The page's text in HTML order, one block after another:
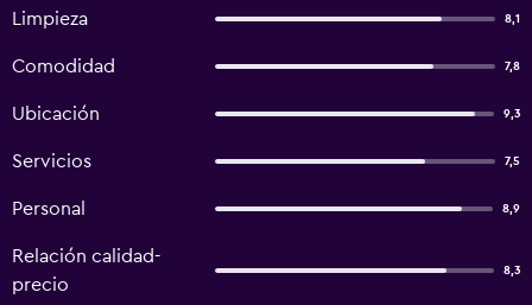
Limpieza 8,1
Comodidad 7,8
Ubicación 9,3
Servicios 7,5
Personal 8,9
Relación calidad-
precio
8,3